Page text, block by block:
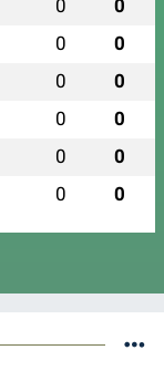
0 0
0 0
0 0
0 0
0 0
0 0